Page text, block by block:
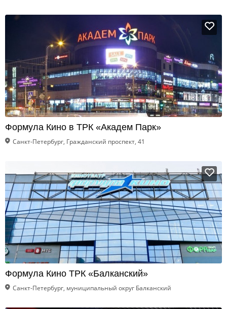
Формула Кино в ТРК «Академ Парк»
Санкт-Петербург, Гражданский проспект, 41
Формула Кино ТРК «Балканский»
Санкт-Петербург, муниципальный округ Балканский